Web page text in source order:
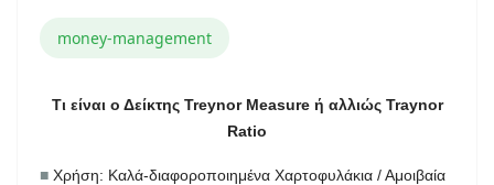
money-management
Τι είναι ο Δείκτης Treynor Measure ή αλλιώς Traynor
Ratio
■ Χρήση: Καλά-διαφοροποιημένα Χαρτοφυλάκια / Αμοιβαία